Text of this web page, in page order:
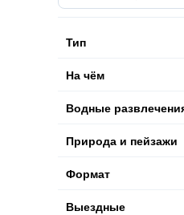
Тип
На чём
Водные
Природа и пейзажи
Формат
Выездные